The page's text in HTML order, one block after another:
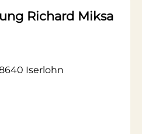
Richard Miksa
Iserlohn